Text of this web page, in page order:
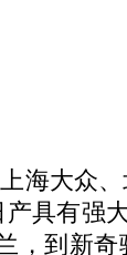
海大众
具有强
，到新